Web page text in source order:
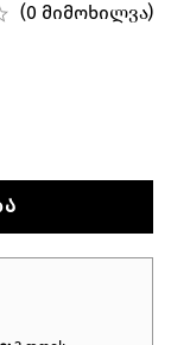
(0 მიმოხილვა)